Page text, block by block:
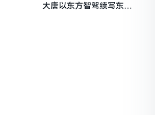
大唐以东方智驾续写东西